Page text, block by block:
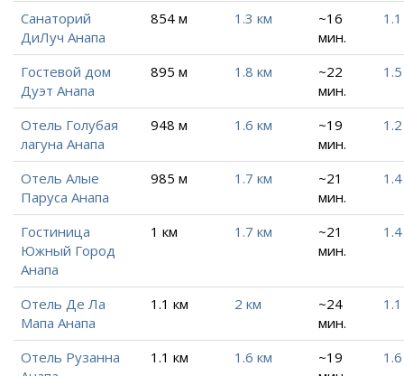
Санаторий
ДиЛуч Анапа
854 м 1.3 км
~16
мин.
Гостевой дом
Дуэт Анапа
895 м 1.8 км
~22
мин.
Отель Голубая
лагуна Анапа
948 м 1.6 км
~19
мин.
Отель Алые
Паруса Анапа
985 м 1.7 км
~21
мин.
Гостиница
Южный Город
Анапа
1 км 1.7 км
~21
мин.
Отель Де Ла
Мапа Анапа
1.1 км 2 км
~24
мин.
Отель Рузанна
1.1 км 1.6 км
~19